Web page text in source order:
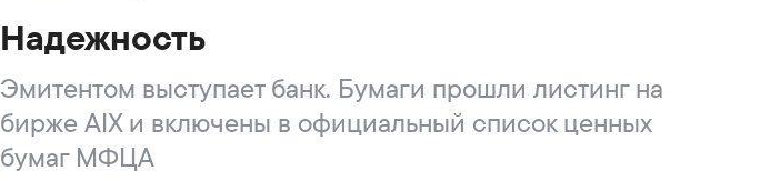
Надежность
Эмитентом выступает банк. Бумаги прошли листинг на
бирже AIX и включены в официальный список ценных
бумаг МФЦА